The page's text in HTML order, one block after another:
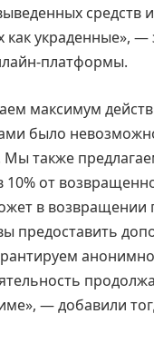
средств и
как украденные», —
платформы.
максимум
было
Мы также
10% от
в
предоставить
— добавили